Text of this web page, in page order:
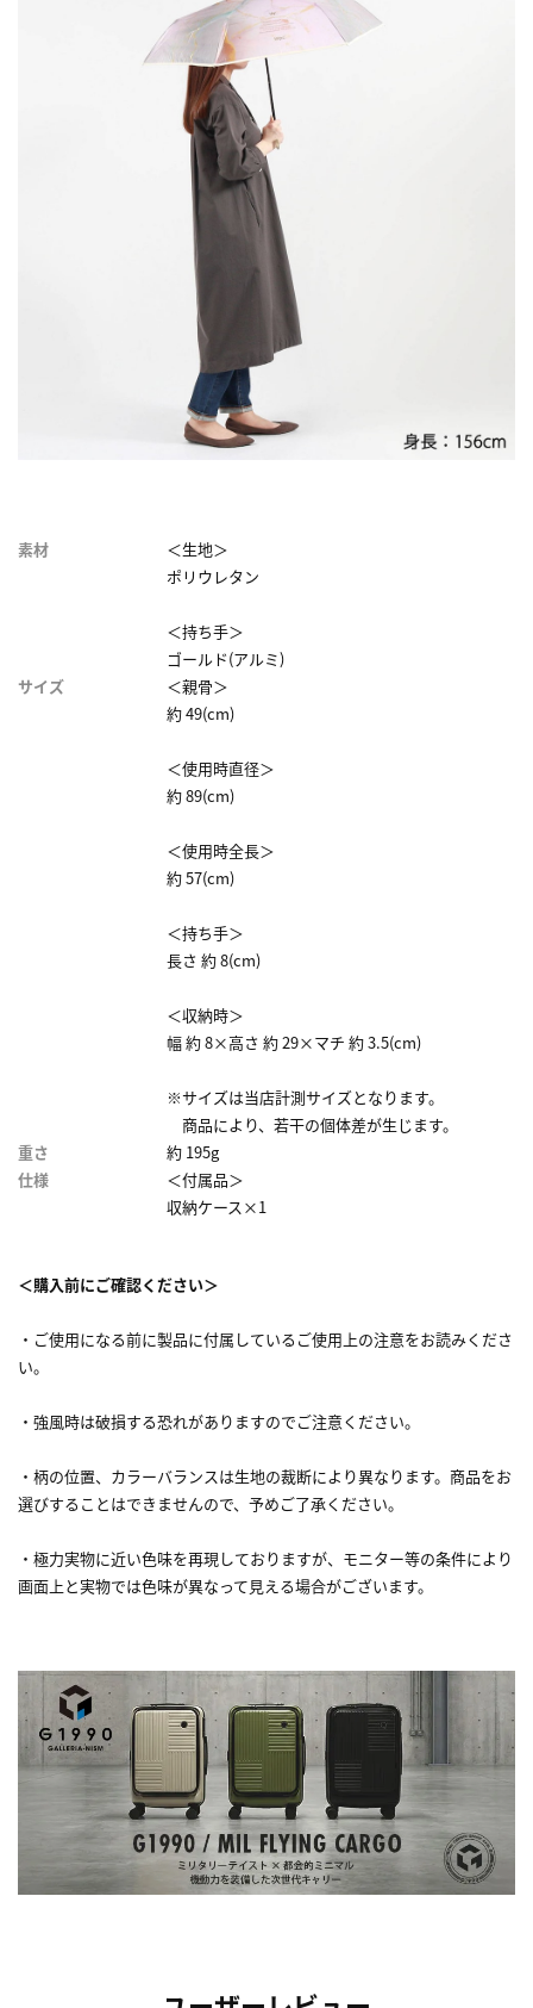
素材
＜生地＞
ポリウレタン
＜持ち手＞
ゴールド(アルミ)
サイズ
＜親骨＞
約 49(cm)
＜使用時直径＞
約 89(cm)
＜使用時全長＞
約 57(cm)
＜持ち手＞
長さ 約 8(cm)
＜収納時＞
幅 約 8×高さ 約 29×マチ 約 3.5(cm)
※サイズは当店計測サイズとなります。
商品により、若干の個体差が生じます。
重さ
約 195g
仕様
＜付属品＞
収納ケース×1
＜購入前にご確認ください＞
・ご使用になる前に製品に付属しているご使用上の注意をお読みくださ
い。
・強風時は破損する恐れがありますのでご注意ください。
・柄の位置、カラーバランスは生地の裁断により異なります。商品をお
選びすることはできませんので、予めご了承ください。
・極力実物に近い色味を再現しておりますが、モニター等の条件により
画面上と実物では色味が異なって見える場合がございます。